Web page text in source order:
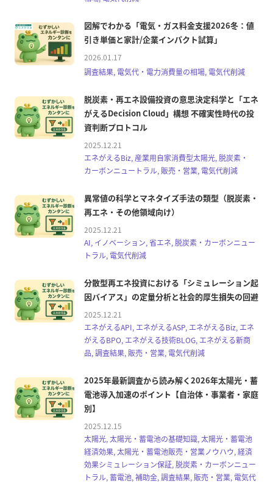
図解でわかる「電気・ガス料金支援2026冬：値
引き単価と家計/企業インパクト試算」
2026.01.17
調査結果, 電気代・電力消費量の相場, 電気代削減
脱炭素・再エネ設備投資の意思決定科学と「エネ
がえるDecision Cloud」構想 不確実性時代の投
資判断プロトコル
2025.12.21
エネがえるBiz, 産業用自家消費型太陽光, 脱炭素・
カーボンニュートラル, 販売・営業, 電気代削減
異常値の科学とマネタイズ手法の類型（脱炭素・
再エネ・その他領域向け）
2025.12.21
AI, イノベーション, 省エネ, 脱炭素・カーボンニュー
トラル, 電気代削減
分散型再エネ投資における「シミュレーション起
因バイアス」の定量分析と社会的厚生損失の回避
2025.12.21
エネがえるAPI, エネがえるASP, エネがえるBiz, エネ
がえるBPO, エネがえる技術BLOG, エネがえる新商
品, 調査結果, 販売・営業, 電気代削減
2025年最新調査から読み解く2026年太陽光・蓄
電池導入加速のポイント【自治体・事業者・家庭
別】
2025.12.15
太陽光, 太陽光・蓄電池の基礎知識, 太陽光・蓄電池
経済効果, 太陽光・蓄電池販売・営業ノウハウ, 経済
効果シミュレーション保証, 脱炭素・カーボンニュー
トラル, 蓄電池, 補助金, 調査結果, 販売・営業, 電気代